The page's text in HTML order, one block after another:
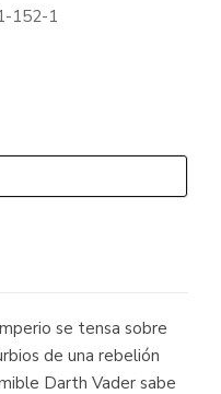
152-1
se tensa sobre
de una rebelión
Darth Vader sabe